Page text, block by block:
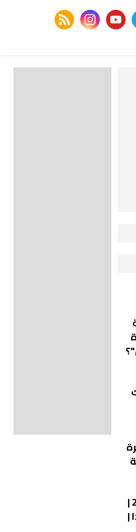
youtube
instagram
rss feed
الأبراج السبت 8-8-2026 |
|